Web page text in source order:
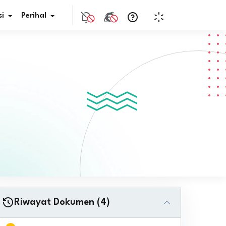
JDIH
Perihal
Riwayat Dokumen (4)